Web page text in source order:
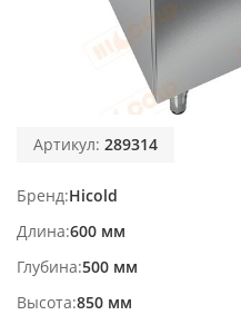
Артикул: 289314
Бренд Hicold
Длина 600 мм
Глубина 500 мм
Высота 850 мм